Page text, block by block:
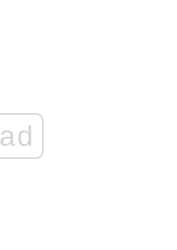
ad